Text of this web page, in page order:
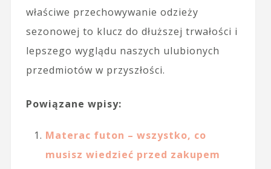
właściwe przechowywanie odzieży
sezonowej to klucz do dłuższej trwałości i
lepszego wyglądu naszych ulubionych
przedmiotów w przyszłości.
Powiązane wpisy:
Materac futon – wszystko, co
musisz wiedzieć przed zakupem